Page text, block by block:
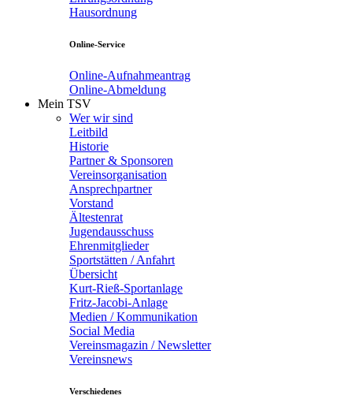
Hausordnung
Online-Service
Online-Aufnahmeantrag
Online-Abmeldung
Mein TSV
Wer wir sind
Leitbild
Historie
Partner & Sponsoren
Vereinsorganisation
Ansprechpartner
Vorstand
Ältestenrat
Jugendausschuss
Ehrenmitglieder
Sportstätten / Anfahrt
Übersicht
Kurt-Rieß-Sportanlage
Fritz-Jacobi-Anlage
Medien / Kommunikation
Social Media
Vereinsmagazin / Newsletter
Vereinsnews
Verschiedenes